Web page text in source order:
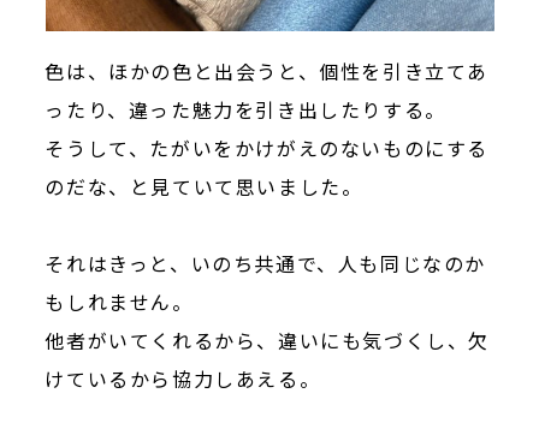
色は、ほかの色と出会うと、個性を引き立てあ
ったり、違った魅力を引き出したりする。
そうして、たがいをかけがえのないものにする
のだな、と見ていて思いました。
それはきっと、いのち共通で、人も同じなのか
もしれません。
他者がいてくれるから、違いにも気づくし、欠
けているから協力しあえる。